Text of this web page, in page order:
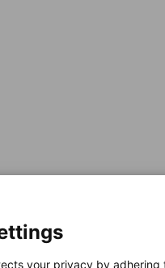
your privacy by adhering